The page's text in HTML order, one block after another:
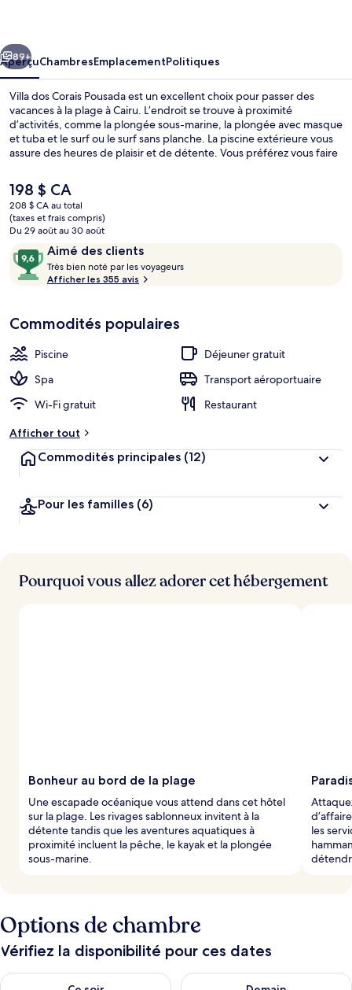
Pousada
Suivant
89+
AperçuChambresEmplacementPolitiques
Villa dos Corais Pousada est un excellent choix pour passer des
vacances à la plage à Cairu. L’endroit se trouve à proximité
d’activités, comme la plongée sous-marine, la plongée avec masque
et tuba et le surf ou le surf sans planche. La piscine extérieure vous
assure des heures de plaisir et de détente. Vous préférez vous faire
dos Corais sert une cuisine méditerranéenne et le bar-salon est un
excellent endroit où siroter une boisson fraîche. Parmi les autres
points saillants figurent un bar attenant à la piscine, un centre
d’entraînement physique et un terrain de tennis extérieur. Les
autres voyageurs apprécient vraiment le personnel serviable.
Le
prix
actuel
est
de 198 $ CA
198 $ CA
208 $ CA au total
(taxes et frais compris)
Du 29 août au 30 août
Avis Aimé des clients
9,6
sur
10,
clients
Très bien noté par les voyageurs
i
e
n
n
é
v
Afficher les 355 avis
Commodités populaires
Piscine
Déjeuner gratuit
Spa
Transport aéroportuaire
Wi-Fi gratuit
Restaurant
Afficher tout
Commodités principales (12)
Pour les familles (6)
Pourquoi vous allez adorer cet hébergement
Bonheur au bord de la plage
Une escapade océanique vous attend dans cet hôtel
sur la plage. Les rivages sablonneux invitent à la
détente tandis que les aventures aquatiques à
proximité incluent la pêche, le kayak et la plongée
sous-marine.
les
Options de chambre
Vérifiez la disponibilité pour ces dates
Vérifier la disponibilité pour ce soir août 8 - août 9
Vérifier la disponibilité pour